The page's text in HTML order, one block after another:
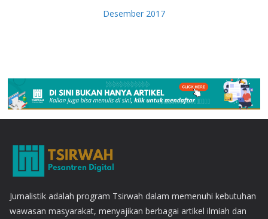
Desember 2017
Jurnalistik adalah program Tsirwah dalam memenuhi kebutuhan
wawasan masyarakat, menyajikan berbagai artikel ilmiah dan